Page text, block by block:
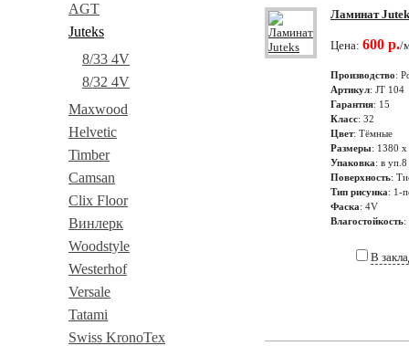
AGT
Juteks
8/33 4V
8/32 4V
Maxwood
Helvetic
Timber
Camsan
Clix Floor
Винлерк
Woodstyle
Westerhof
Versale
Tatami
Swiss KronoTex
Ламинат
Цена: 600 р./
Производство:
Артикул: JT 104
Гарантия: 15
Класс: 32
Цвет: Тёмные
Размеры: 1380
Упаковка: в уп.8
Поверхность:
Тип рисунка: 1-
Фаска: 4V
Влагостойкость:
В